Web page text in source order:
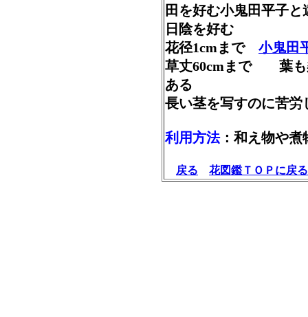
田を好む小鬼田平子
日陰を好む
花径1cmまで 小鬼田
草丈60cmまで 葉も
ある
長い茎を写すのに苦労
利用方法：和え物や煮
戻る 花図鑑ＴＯＰに戻る